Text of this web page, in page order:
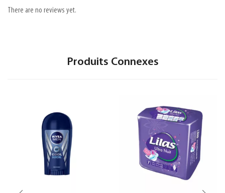
There are no reviews yet.
Produits Connexes